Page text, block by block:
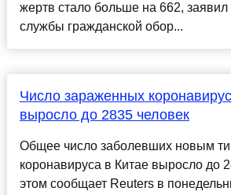
жертв стало больше на 662, заявил
службы гражданской обор...
Число зараженных
выросло до 2835 человек
Общее число заболевших новым
коронавируса в Китае выросло до
этом сообщает Reuters в